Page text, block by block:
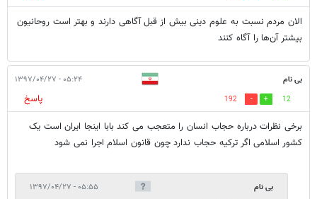
الان مردم نسبت به علوم دینی بیش از قبل آگاهی دارند و بهتر است روحانیون
بیشتر آن‌ها را آگاه کنند
بی نام ۰۵:۲۴ - ۱۳۹۷/۰۴/۲۷
12
192
پاسخ
برخی نظرات درباره حجاب انسان را متعجب می کند بابا اینجا ایران است یک
کشور اسلامی اگر ترکیه حجاب ندارد چون قانون اسلام اجرا نمی شود
بی نام ۰۵:۵۵ - ۱۳۹۷/۰۴/۲۷